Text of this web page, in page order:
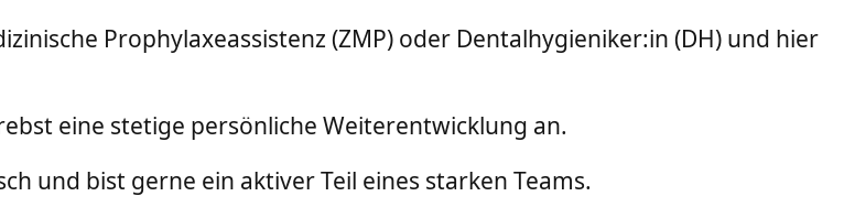
Prophylaxeassistenz (ZMP) oder Dentalhygieniker:in (DH) und hier
eine stetige persönliche Weiterentwicklung an.
und bist gerne ein aktiver Teil eines starken Teams.